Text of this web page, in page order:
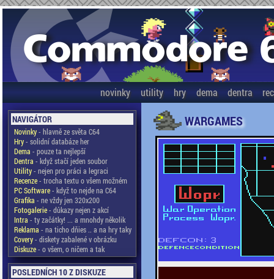
novinky utility hry dema dentra
NAVIGÁTOR
Novinky- hlavně ze světa C64
Hry- solidní databáze her
Dema - pouze ta nejlepší
Dentra - když stačí jeden soubor
Utility- nejen pro práci a legraci
Recenze- trocha textu o všem možném
PC Software- když to nejde na C64
Grafika - ne vždy jen 320x200
Fotogalerie- důkazy nejen z akcí
Intra - ty začátky! ... a mnohdy několik
Reklama - na ticho dňies .. a na hry taky
Covery- diskety zabalené v obrázku
Diskuze- o všem, o ničem a tak
POSLEDNÍCH 10 Z DISKUZE
WARGAMES